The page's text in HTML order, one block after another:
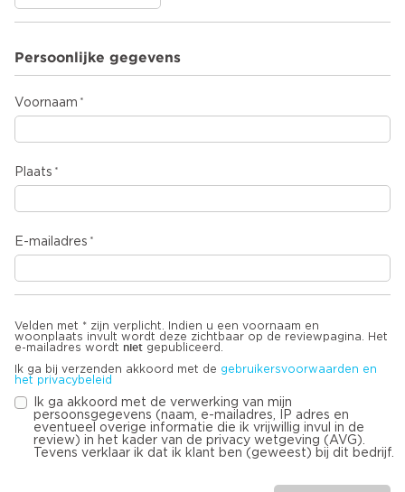
Persoonlijke gegevens
Voornaam
Plaats
E-mailadres
Velden met * zijn verplicht. Indien u een voornaam en
woonplaats invult wordt deze zichtbaar op de reviewpagina. Het
e-mailadres wordt niet gepubliceerd.
Ik ga bij verzenden akkoord met de gebruikersvoorwaarden en
het privacybeleid
Ik ga akkoord met de verwerking van mijn
persoonsgegevens (naam, e-mailadres, IP adres en
eventueel overige informatie die ik vrijwillig invul in de
review) in het kader van de privacy wetgeving (AVG).
Tevens verklaar ik dat ik klant ben (geweest) bij dit bedrijf.